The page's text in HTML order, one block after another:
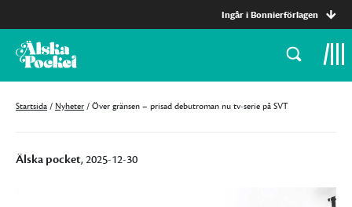
Ingår i Bonnierförlagen
Startsida / Nyheter / Över gränsen – prisad debutroman nu tv-serie på SVT
Älska pocket, 2025-12-30